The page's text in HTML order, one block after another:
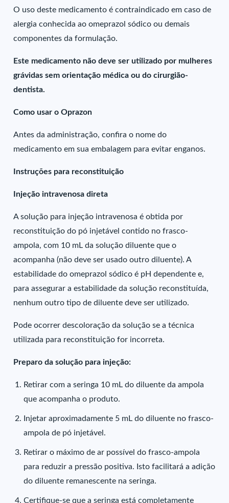
O uso deste medicamento é contraindicado em caso de
alergia conhecida ao omeprazol sódico ou demais
componentes da formulação.
Este medicamento não deve ser utilizado por mulheres
grávidas sem orientação médica ou do cirurgião-
dentista.
Como usar o Oprazon
Antes da administração, confira o nome do
medicamento em sua embalagem para evitar enganos.
Instruções para reconstituição
Injeção intravenosa direta
A solução para injeção intravenosa é obtida por
reconstituição do pó injetável contido no frasco-
ampola, com 10 mL da solução diluente que o
acompanha (não deve ser usado outro diluente). A
estabilidade do omeprazol sódico é pH dependente e,
para assegurar a estabilidade da solução reconstituída,
nenhum outro tipo de diluente deve ser utilizado.
Pode ocorrer descoloração da solução se a técnica
utilizada para reconstituição for incorreta.
Preparo da solução para injeção:
Retirar com a seringa 10 mL do diluente da ampola
que acompanha o produto.
Injetar aproximadamente 5 mL do diluente no frasco-
ampola de pó injetável.
Retirar o máximo de ar possível do frasco-ampola
para reduzir a pressão positiva. Isto facilitará a adição
do diluente remanescente na seringa.
Certifique-se que a seringa está completamente